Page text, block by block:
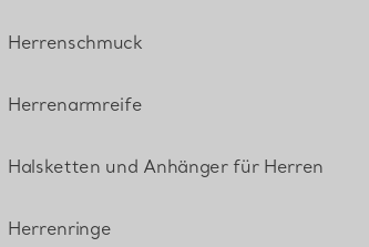
Herrenschmuck
Herrenarmreife
Halsketten und Anhänger für Herren
Herrenringe